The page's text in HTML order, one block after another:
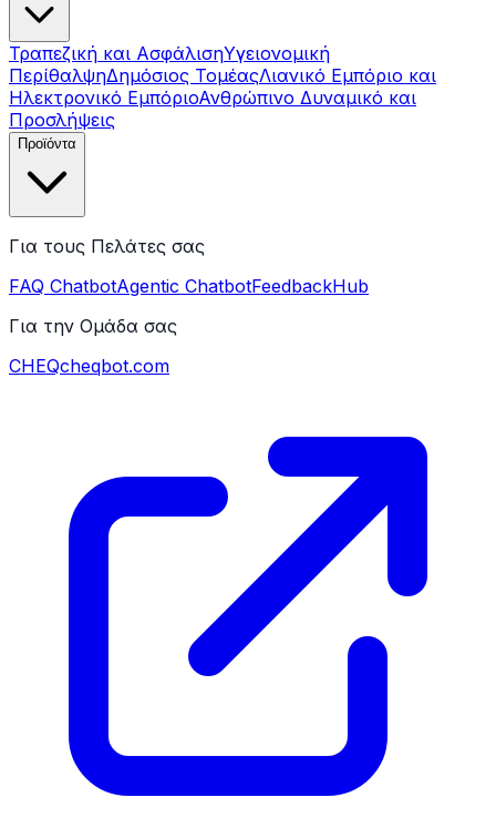
Τραπεζική και ΑσφάλισηΥγειονομική
ΠερίθαλψηΔημόσιος ΤομέαςΛιανικό Εμπόριο και
Ηλεκτρονικό ΕμπόριοΑνθρώπινο Δυναμικό και
Προσλήψεις
Προϊόντα
Για τους Πελάτες σας
FAQ ChatbotAgentic ChatbotFeedbackHub
Για την Ομάδα σας
CHEQcheqbot.com